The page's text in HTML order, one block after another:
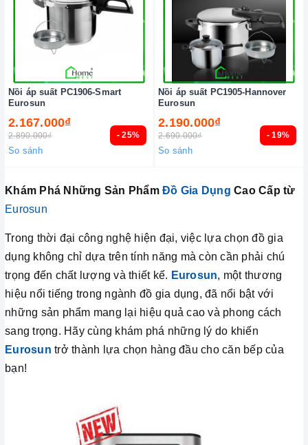
- 25%
Nồi áp suất PC1906-Smart
Eurosun
2.167.000₫
2.890.000₫
So sánh
- 19%
Nồi áp suất PC1905-Hannover
Eurosun
2.190.000₫
2.690.000₫
So sánh
Khám Phá Những Sản Phẩm Đồ Gia Dụng Cao Cấp từ
Eurosun
Trong thời đại công nghệ hiện đại, việc lựa chọn đồ gia
dụng không chỉ dựa trên tính năng mà còn cần phải chú
trọng đến chất lượng và thiết kế. Eurosun, một thương
hiệu nổi tiếng trong ngành đồ gia dụng, đã nổi bật với
những sản phẩm mang lại hiệu quả cao và phong cách
sang trọng. Hãy cùng khám phá những lý do khiến
Eurosun trở thành lựa chọn hàng đầu cho căn bếp của
bạn!